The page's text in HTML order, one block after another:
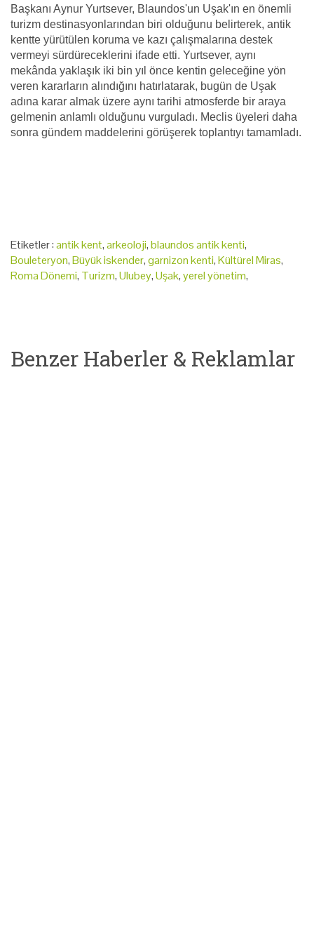
Başkanı Aynur Yurtsever, Blaundos'un Uşak'ın en önemli
turizm destinasyonlarından biri olduğunu belirterek, antik
kentte yürütülen koruma ve kazı çalışmalarına destek
vermeyi sürdüreceklerini ifade etti. Yurtsever, aynı
mekânda yaklaşık iki bin yıl önce kentin geleceğine yön
veren kararların alındığını hatırlatarak, bugün de Uşak
adına karar almak üzere aynı tarihi atmosferde bir araya
gelmenin anlamlı olduğunu vurguladı. Meclis üyeleri daha
sonra gündem maddelerini görüşerek toplantıyı tamamladı.
Etiketler :antik kent,arkeoloji,blaundos antik kenti,
Bouleteryon,Büyük iskender,garnizon kenti,Kültürel Miras,
Roma Dönemi, Turizm,Ulubey,Uşak,yerel yönetim,
Benzer Haberler & Reklamlar